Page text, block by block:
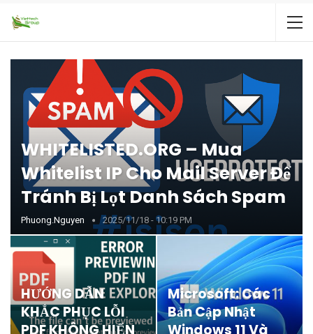
WHITELISTED.ORG – Mua
Whitelist IP Cho Mail Server Để
Tránh Bị Lọt Danh Sách Spam
Phuong.nguyen 2025/11/18 - 10:19 PM
HƯỚNG DẪN
KHẮC PHỤC LỖI
PDF KHÔNG HIỂN
Microsoft: Các
Bản Cập Nhật
Windows 11 Và